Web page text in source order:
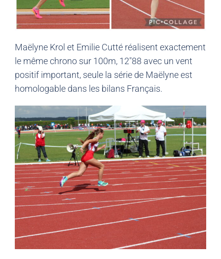
Maëlyne Krol et Emilie Cutté réalisent exactement
le même chrono sur 100m, 12″88 avec un vent
positif important, seule la série de Maëlyne est
homologable dans les bilans Français.